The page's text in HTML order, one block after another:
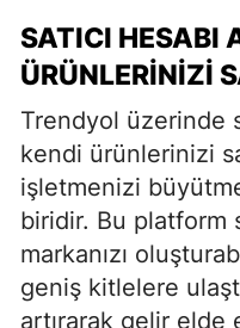
SATICI HESABI
ÜRÜNLERINIZI
Trendyol üzerinde
kendi ürünlerinizi
işletmenizi
biridir. Bu platform
markanızı
geniş kitlelere
artırarak gelir